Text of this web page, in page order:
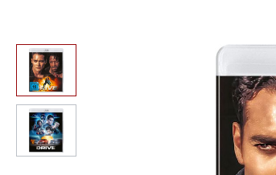
Bildergalerie überspringen